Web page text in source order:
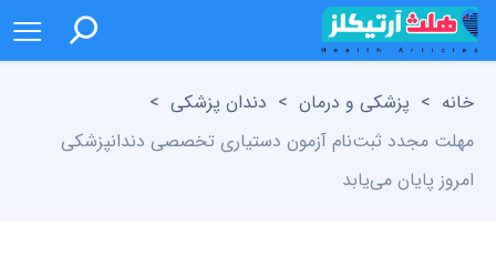
خانه > پزشکی و درمان > دندان پزشکی >
مهلت مجدد ثبت‌نام آزمون دستیاری تخصصی دندانپزشکی
امروز پایان می‌یابد